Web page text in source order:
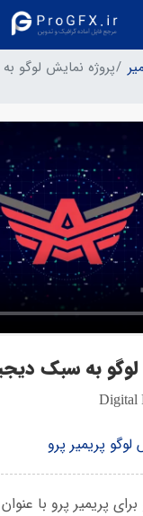
پروژه نمایش لوگو
به سبک
Digital
پریمیر پرو
پریمیر پرو با